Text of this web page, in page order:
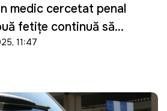
medic cercetat penal
fetițe continuă să
de Psihiatrie și o
11:47